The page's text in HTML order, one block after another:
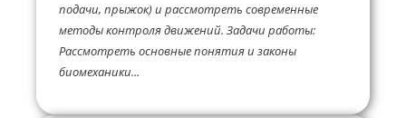
подачи, прыжок) и рассмотреть современные
методы контроля движений. Задачи работы:
Рассмотреть основные понятия и законы
биомеханики...